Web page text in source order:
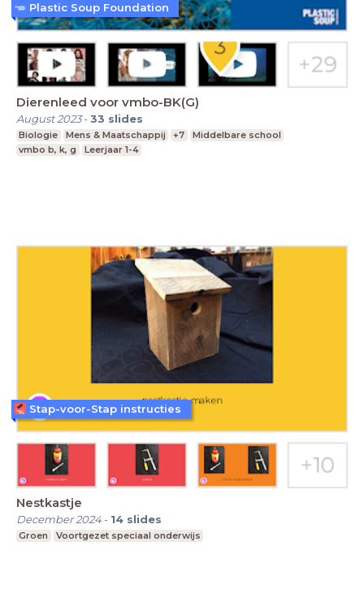
Dierenleed voor vmbo-BK(G)
August 2023-33 slides
Biologie Mens & Maatschappij +7
Middelbare school
vmbo b, k, g
Leerjaar 1-4
Plastic Soup Foundation
Nestkastje
December 2024- 14 slides
Groen Voortgezet speciaal onderwijs
Stap-voor-Stap instructies